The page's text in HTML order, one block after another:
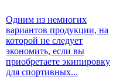
Одним из немногих
вариантов продукции, на
которой не следует
экономить, если вы
приобретаете экипировку
для спортивных...